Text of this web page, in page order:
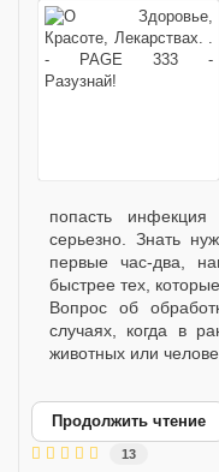
попасть
серьезно. Знать
первые час-два,
быстрее тех,
Вопрос об
случаях, когда в
животных или
Продолжить чтение
13